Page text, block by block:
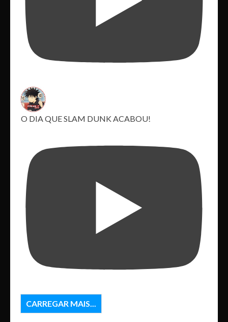
O DIA QUE SLAM DUNK ACABOU!
CARREGAR MAIS...